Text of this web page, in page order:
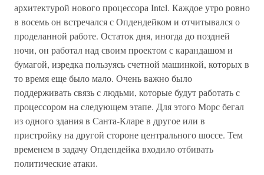
архитектурой нового процессора Intel. Каждое утро ровно
в восемь он встречался с Опдендейком и отчитывался о
проделанной работе. Остаток дня, иногда до поздней
ночи, он работал над своим проектом с карандашом и
бумагой, изредка пользуясь счетной машинкой, которых в
то время еще было мало. Очень важно было
поддерживать связь с людьми, которые будут работать с
процессором на следующем этапе. Для этого Морс бегал
из одного здания в Санта-Кларе в другое или в
пристройку на другой стороне центрального шоссе. Тем
временем в задачу Опдендейка входило отбивать
политические атаки.